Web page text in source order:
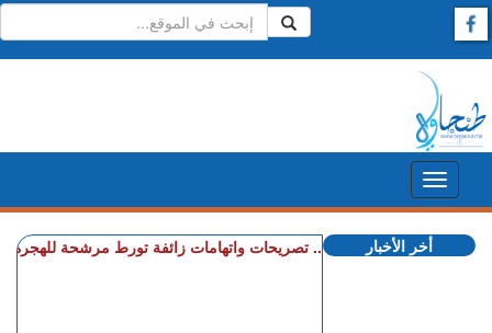
+ العرائـــش.. تصريحات واتهامات زائفة تورط مرشحة للهجرة السرية
أخر الأخبار